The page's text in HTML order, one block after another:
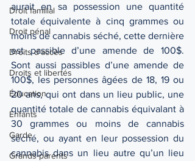
Droit familial
Droit pénal
Droits d'accès
Droits et libertés
Éducation
Enfants
Garde
Grands-parents
aurait en sa possession une quantité
totale équivalente à cinq grammes ou
moins de cannabis séché, cette dernière
est passible d’une amende de 100$.
Sont aussi passibles d’une amende de
100$, les personnes âgées de 18, 19 ou
20 ans, qui ont dans un lieu public, une
quantité totale de cannabis équivalant à
30 grammes ou moins de cannabis
séché, ou ayant en leur possession du
cannabis dans un lieu autre qu’un lieu